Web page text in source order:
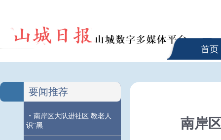
首页
要闻推荐
· 南岸区大队进社区 教老人
识“黑
南岸